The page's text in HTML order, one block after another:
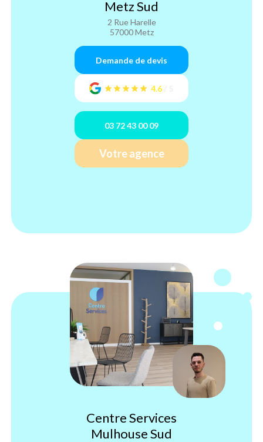
Metz Sud
2 Rue Harelle
57000 Metz
4.6
Demande de devis
03 72 43 00 09
Votre agence
Centre Services
Mulhouse Sud